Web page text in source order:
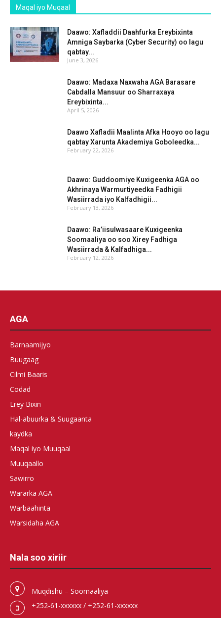
Maqal iyo Muqaal
Daawo: Xafladdii Daahfurka Ereybixinta
Amniga Saybarka (Cyber Security) oo lagu
qabtay...
June 3, 2026
Daawo: Madaxa Naxwaha AGA Barasare
Cabdalla Mansuur oo Sharraxaya
Ereybixinta...
April 5, 2026
Daawo Xafladii Maalinta Afka Hooyo oo lagu
qabtay Xarunta Akademiya Goboleedka...
February 22, 2026
Daawo: Guddoomiye Kuxigeenka AGA oo
Akhrinaya Warmurtiyeedka Fadhigii
Wasiirrada iyo Kalfadhigii...
February 13, 2026
Daawo: Ra’iisulwasaare Kuxigeenka
Soomaaliya oo soo Xirey Fadhiga
Wasiirrada & Kalfadhiga...
February 12, 2026
AGA
Barnaamijyo
Buugaag
Cilmi Baaris
Codad
Erey Bixin
Hal-abuurka & Suugaanta
kaydka
Maqal iyo Muuqaal
Muuqaallo
Sawirro
Wararka AGA
Warbaahinta
Warsidaha AGA
Nala soo xiriir
Muqdishu – Soomaaliya
+252-61-xxxxxx / +252-61-xxxxxx